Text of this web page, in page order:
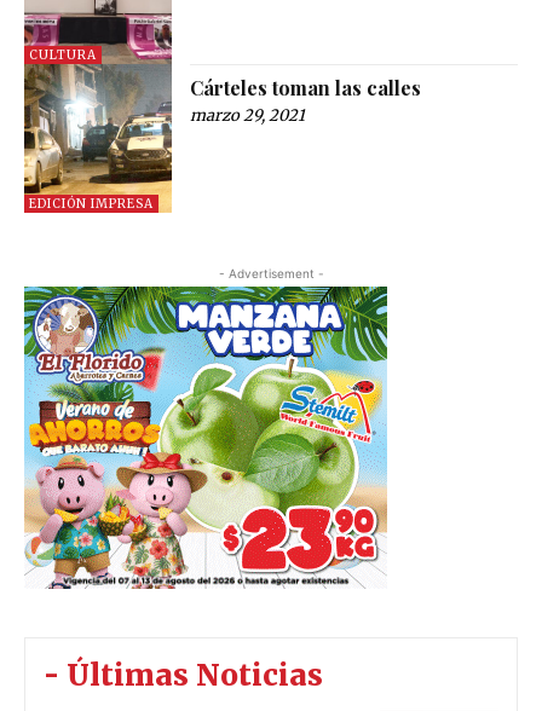
CULTURA
EDICIÓN IMPRESA
Cárteles toman las calles
marzo 29, 2021
- Advertisement -
- Últimas Noticias